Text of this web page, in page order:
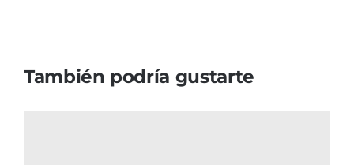
También podría gustarte